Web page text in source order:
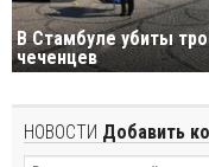
В Стамбуле убиты
чеченцев
НОВОСТИ Добавить